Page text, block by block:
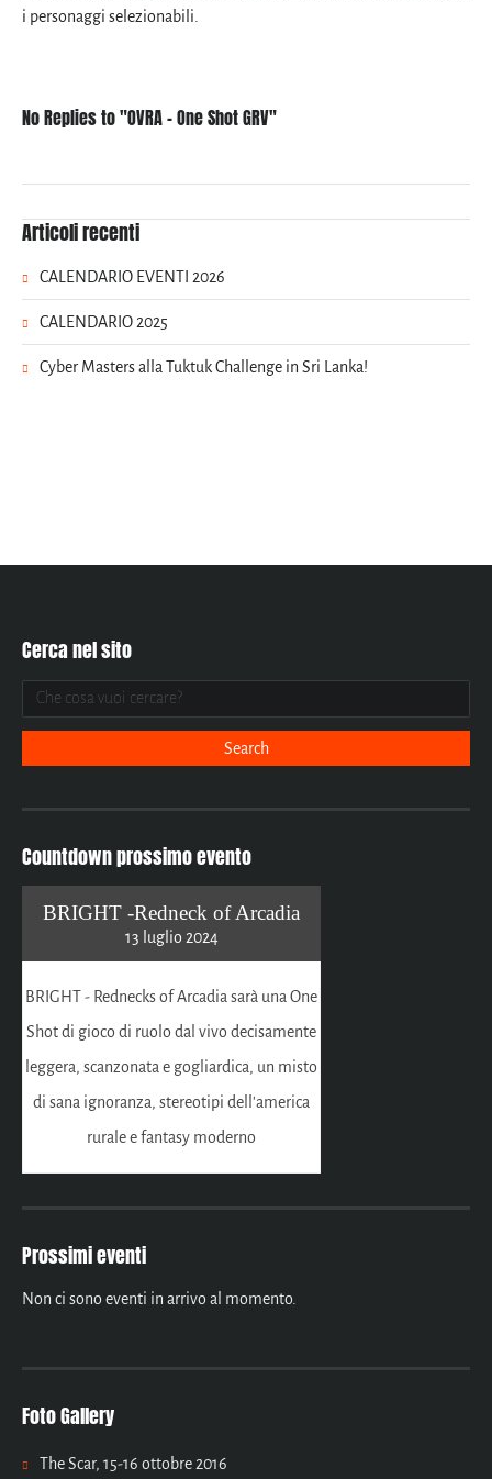
i personaggi selezionabili.
No Replies to "OVRA - One Shot GRV"
Articoli recenti
CALENDARIO EVENTI 2026
CALENDARIO 2025
Cyber Masters alla Tuktuk Challenge in Sri Lanka!
Cerca nel sito
Countdown prossimo evento
BRIGHT -Redneck of Arcadia
13 luglio 2024
BRIGHT - Rednecks of Arcadia sarà una One
Shot di gioco di ruolo dal vivo decisamente
leggera, scanzonata e gogliardica, un misto
di sana ignoranza, stereotipi dell'america
rurale e fantasy moderno
Prossimi eventi
Non ci sono eventi in arrivo al momento.
Foto Gallery
The Scar, 15-16 ottobre 2016